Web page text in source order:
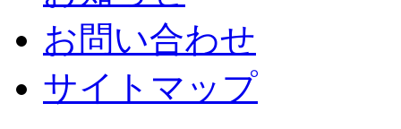
お問い合わせ
サイトマップ